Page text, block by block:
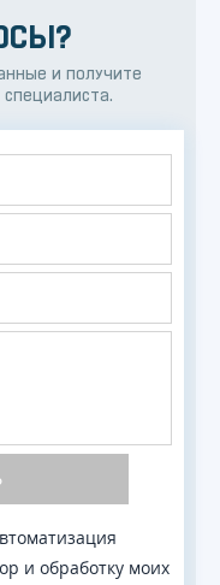
и получите
и обработку моих